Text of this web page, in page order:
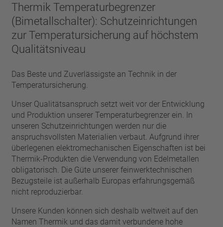
Thermik Temperaturbegrenzer
(Bimetallschalter): Schutzeinrichtungen
zur Temperatursicherung auf höchstem
Qualitätsniveau
Das Beste und Zuverlässigste an Technik in der
Temperatursicherung.
Unser Qualitätsanspruch setzt weit vor der Entwicklung
und Produktion unserer Temperaturbegrenzer ein. In
unseren Schutzeinrichtungen werden nur die
anspruchsvollsten Materialien verbaut. Aufgrund ihrer
überlegenen elektromechanischen Eigenschaften ist bei
Thermik-Produkten die Verwendung von Edelmetallen
obligatorisch. Die Güte unserer feinwerktechnischen
Bezugsteile ist außerhalb Europas erfahrungsgemäß
nicht reproduzierbar.
Unsere Kunden können sich deshalb weltweit auf den
Namen Thermik und das damit verbundene hohe